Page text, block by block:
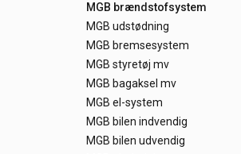
MGB brændstofsystem
MGB udstødning
MGB bremsesystem
MGB styretøj mv
MGB bagaksel mv
MGB el-system
MGB bilen indvendig
MGB bilen udvendig